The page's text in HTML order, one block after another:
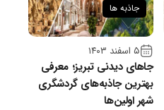
۵ اسفند ۱۴۰۳
جاهای دیدنی تبریز؛ معرفی
بهترین جاذبه‌های گردشگری
شهر اولین‌ها
جاذبه ها